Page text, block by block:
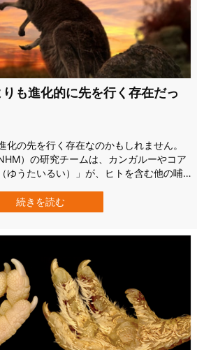
も進化的に先を行く存在だっ
化の先を行く存在なのかもしれません。
）の研究チームは、カンガルーやコア
ゆうたいるい）」が、ヒトを含む他の哺
袋の中で子を育てる有袋類を”卵生の哺乳
ラ）”と”胎生の哺乳類”の中間に位置づ
続きを読む